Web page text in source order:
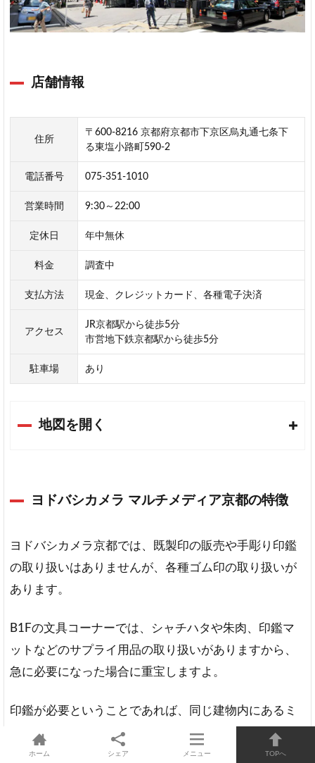
店舗情報
住所
〒600-8216 京都府京都市下京区烏丸通七条下
る東塩小路町590-2
電話番号 075-351-1010
営業時間 9:30～22:00
定休日 年中無休
料金 調査中
支払方法 現金、クレジットカード、各種電子決済
アクセス
JR京都駅から徒歩5分
市営地下鉄京都駅から徒歩5分
駐車場 あり
地図を開く
ヨドバシカメラ マルチメディア京都の特徴
ヨドバシカメラ京都では、既製印の販売や手彫り印鑑
の取り扱いはありませんが、各種ゴム印の取り扱いが
あります。
B1Fの文具コーナーでは、シャチハタや朱肉、印鑑マ
ットなどのサプライ用品の取り扱いがありますから、
急に必要になった場合に重宝しますよ。
印鑑が必要ということであれば、同じ建物内にあるミ
スターミニットを利用すれば即日で印鑑を作成するこ
ともできます。
ホーム シェア メニュー TOPへ